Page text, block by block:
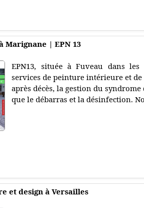
| EPN 13
EPN13, située à Fuveau dans
services de peinture intérieure et de
après décès, la gestion du
que le débarras et la désinfection.
et design à Versailles